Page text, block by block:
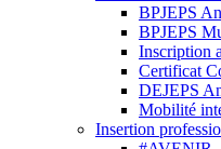
BPJEPS
BPJEPS
Inscription
Certificat
DEJEPS
Mobilité
Insertion